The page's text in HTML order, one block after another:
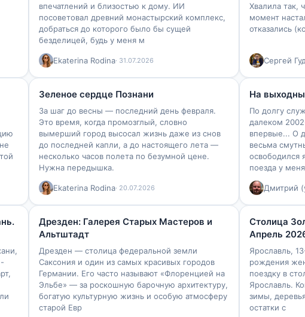
впечатлений и близостью к дому. ИИ
посоветовал древний монастырский комплекс,
добраться до которого было бы сущей
безделицей, будь у меня м
Ekaterina Rodina· 31.07.2026
Хвалила так,
момент
отказались
Сергей
46
Зеленое сердце Познани
За шаг до весны — последний день февраля.
Это время, когда промозглый, словно
вымерший город высосал жизнь даже из снов
до последней капли, а до настоящего лета —
несколько часов полета по безумной цене.
Нужна передышка.
Ekaterina Rodina· 20.07.2026
98 1
На
По долгу
далеком
впервые... О
весьма
освободился
поезда у
Дмитрий
152
Дрезден: Галерея Старых Мастеров и
Альтштадт
Дрезден — столица федеральной земли
Саксония и один из самых красивых городов
Германии. Его часто называют «Флоренцией на
Эльбе» — за роскошную барочную архитектуру,
богатую культурную жизнь и особую атмосферу
старой Евр
291
Столица
Апрель
Ярославль,
рождения
поездку в
Ярославль.
зимы,
остатки с